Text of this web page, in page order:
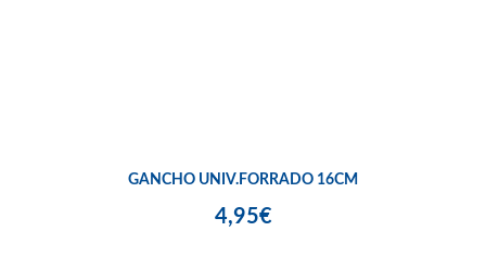
GANCHO UNIV.FORRADO 16CM
4,95€